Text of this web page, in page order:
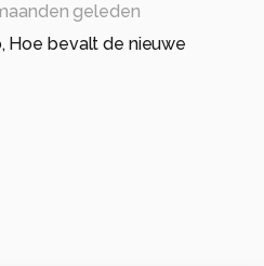
geleden
Hoe bevalt de nieuwe